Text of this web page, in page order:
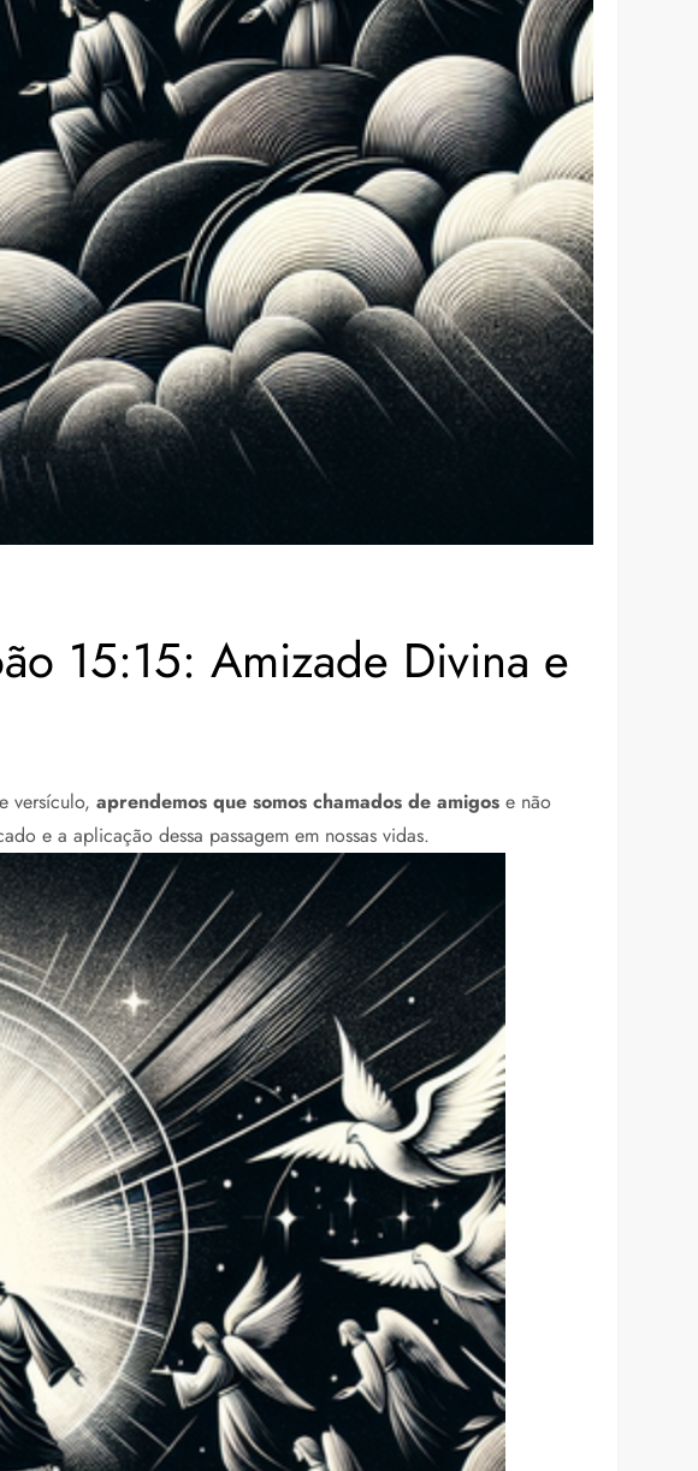
15:15: Amizade Divina e
versículo,aprendemos que somos chamados de amigos e não
e a aplicação dessa passagem em nossas vidas.